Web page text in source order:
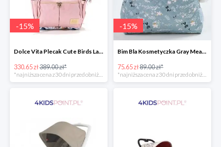
-15%
Dolce Vita Plecak Cute Birds La Millou -15%
330.65 zł389.00 zł*
-15%
Bim Bla Kosmetyczka Gray Meadow -15%
75.65 zł89.00 zł*